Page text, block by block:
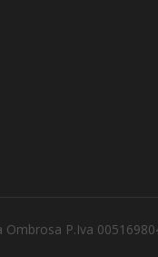
Ombrosa P.Iva